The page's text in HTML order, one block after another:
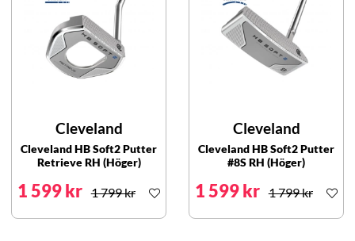
Cleveland
Cleveland HB Soft2 Putter
Retrieve RH (Höger)
1 599 kr 1 799 kr
Cleveland
Cleveland HB Soft2 Putter
#8S RH (Höger)
1 599 kr 1 799 kr